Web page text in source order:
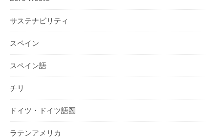
サステナビリティ
スペイン
スペイン語
チリ
ドイツ・ドイツ語圏
ラテンアメリカ